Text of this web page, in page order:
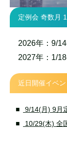
定例会 奇数月
2026年：9/
2027年：1/
近日開催イベン
9/14(月) 9月
10/29(木) 全